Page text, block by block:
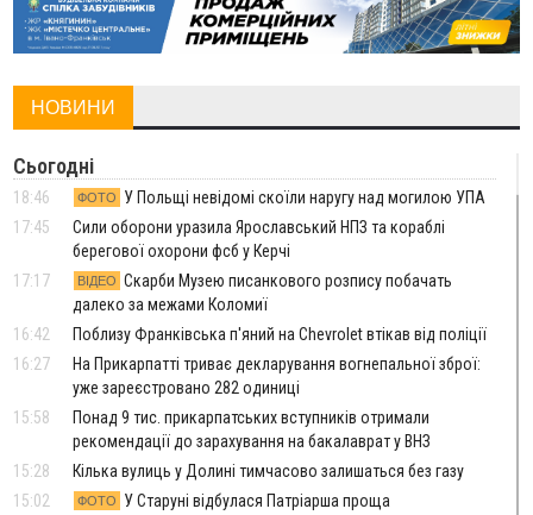
НОВИНИ
Сьогодні
18:46 ФОТО
У Польщі невідомі скоїли наругу над могилою УПА
17:45
Сили оборони уразила Ярославський НПЗ та кораблі
берегової охорони фсб у Керчі
17:17
ВІДЕО Скарби Музею писанкового розпису побачать
далеко за межами Коломиї
16:42
Поблизу Франківська п'яний на Chevrolet втікав від поліції
16:27
На Прикарпатті триває декларування вогнепальної зброї:
уже зареєстровано 282 одиниці
15:58
Понад 9 тис. прикарпатських вступників отримали
рекомендації до зарахування на бакалаврат у ВНЗ
15:28
Кілька вулиць у Долині тимчасово залишаться без газу
15:02
ФОТО
У Старуні відбулася Патріарша проща